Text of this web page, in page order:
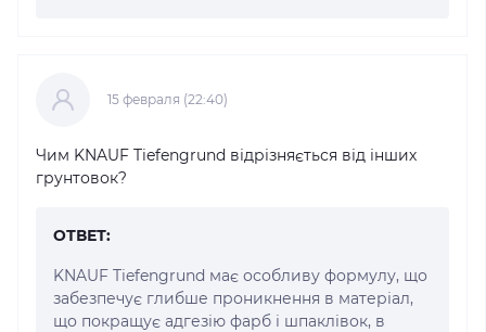
15 февраля (22:40)
Чим KNAUF Tiefengrund відрізняється від інших
грунтовок?
ОТВЕТ:
KNAUF Tiefengrund має особливу формулу, що
забезпечує глибше проникнення в матеріал,
що покращує адгезію фарб і шпаклівок, в